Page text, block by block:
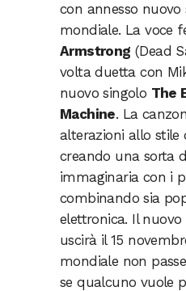
con annesso
mondiale. La voce
Armstrong (Dead
volta duetta con
nuovo singolo The
Machine. La
alterazioni allo stile
creando una sorta
immaginaria con i
combinando sia
elettronica. Il
uscirà il 15
mondiale non
se qualcuno vuole